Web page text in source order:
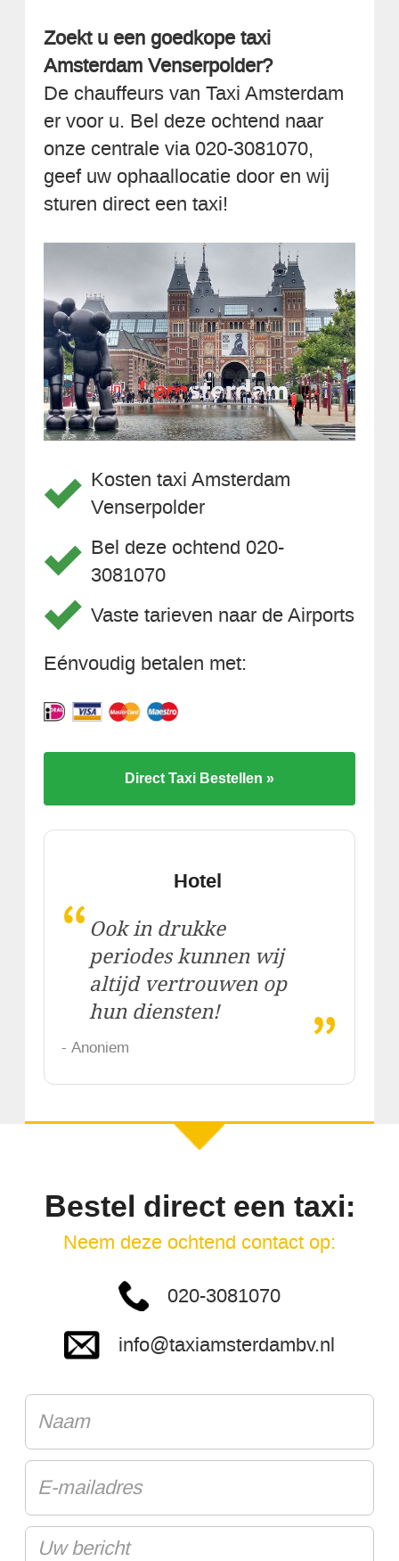
Zoekt u een goedkope taxi
Amsterdam Venserpolder?
De chauffeurs van Taxi Amsterdam
er voor u. Bel deze ochtend naar
onze centrale via 020-3081070,
geef uw ophaallocatie door en wij
sturen direct een taxi!
Kosten taxi Amsterdam
Venserpolder
Bel deze ochtend 020-
3081070
Vaste tarieven naar de Airports
Eénvoudig betalen met:
Direct Taxi Bestellen »
Hotel
“ Ook in drukke
periodes kunnen wij
altijd vertrouwen op
hun diensten!
„
- Anoniem
Bestel direct een taxi:
Neem deze ochtend contact op:
020-3081070
info@taxiamsterdambv.nl